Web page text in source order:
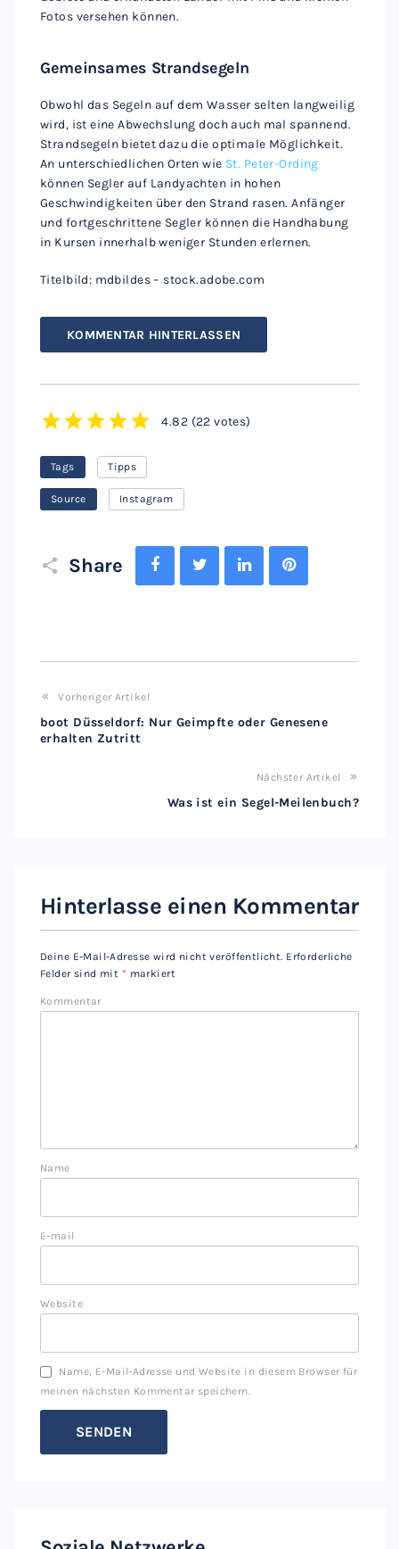
Fotos versehen können.
Gemeinsames Strandsegeln
Obwohl das Segeln auf dem Wasser selten langweilig
wird, ist eine Abwechslung doch auch mal spannend.
Strandsegeln bietet dazu die optimale Möglichkeit.
An unterschiedlichen Orten wie St. Peter-Ording
können Segler auf Landyachten in hohen
Geschwindigkeiten über den Strand rasen. Anfänger
und fortgeschrittene Segler können die Handhabung
in Kursen innerhalb weniger Stunden erlernen.
Titelbild: mdbildes – stock.adobe.com
KOMMENTAR HINTERLASSEN
4.82 (22 votes)
Tags Tipps
Source Instagram
Share
FacebookTwitter LinkedIn
Vorheriger Artikel
boot Düsseldorf: Nur Geimpfte oder Genesene
erhalten Zutritt
Nächster Artikel
Was ist ein Segel-Meilenbuch?
Hinterlasse einen Kommentar
Deine E-Mail-Adresse wird nicht veröffentlicht. Erforderliche
Felder sind mit * markiert
Kommentar
Name
E-mail
Website
Name, E-Mail-Adresse und Website in diesem Browser für
meinen nächsten Kommentar speichern.